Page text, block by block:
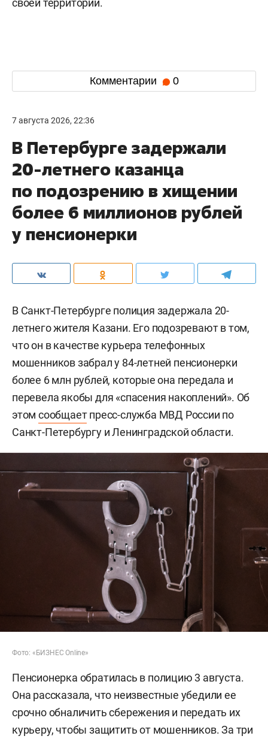
своей территории.
Комментарии 0
7 августа 2026, 22:36
В Петербурге задержали
20-летнего казанца
по подозрению в хищении
более 6 миллионов рублей
у пенсионерки
В Санкт-Петербурге полиция задержала 20-
летнего жителя Казани. Его подозревают в том,
что он в качестве курьера телефонных
мошенников забрал у 84-летней пенсионерки
более 6 млн рублей, которые она передала и
перевела якобы для «спасения накоплений». Об
этом сообщаетпресс-служба МВД России по
Санкт-Петербургу и Ленинградской области.
Фото: «БИЗНЕС Online»
Пенсионерка обратилась в полицию 3 августа.
Она рассказала, что неизвестные убедили ее
срочно обналичить сбережения и передать их
курьеру, чтобы защитить от мошенников. За три